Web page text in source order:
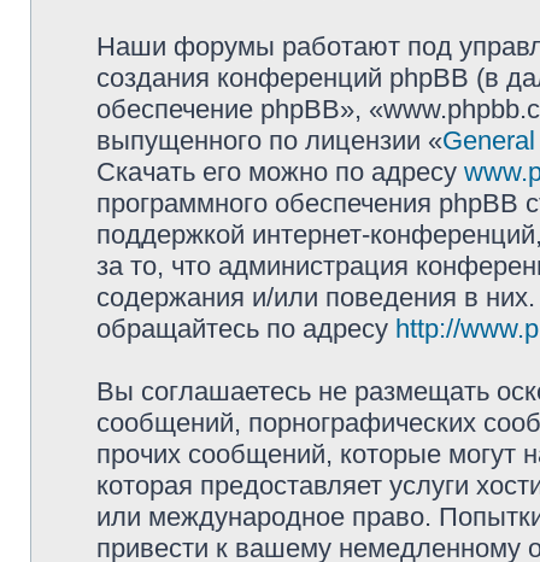
Наши форумы работают под
создания конференций phpBB (в
обеспечение phpBB»,
выпущенного по лицензии «
Скачать его можно по адресу
программного обеспечения phpBB
поддержкой интернет-
за то, что администрация
содержания и/или поведения в
обращайтесь по адресу http://
Вы соглашаетесь не размещать
сообщений, порнографических
прочих сообщений, которые могут
которая предоставляет услуги
или международное право.
привести к вашему немедленному